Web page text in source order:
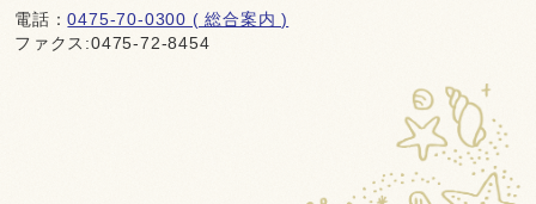
電話：0475-70-0300 ( 総合案内 )
ファクス:0475-72-8454